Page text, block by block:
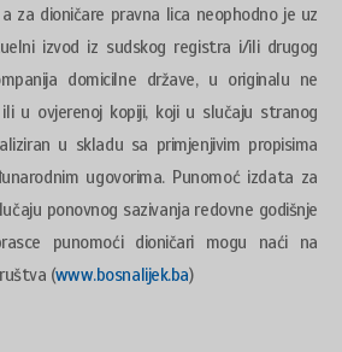
za dioničare pravna lica neophodno je uz
izvod iz sudskog registra i/ili drugog
domicilne države, u originalu ne
u ovjerenoj kopiji, koji u slučaju stranog
u skladu sa primjenjivim propisima
ugovorima. Punomoć izdata za
ponovnog sazivanja redovne godišnje
punomoći dioničari mogu naći na
(www.bosnalijek.ba)